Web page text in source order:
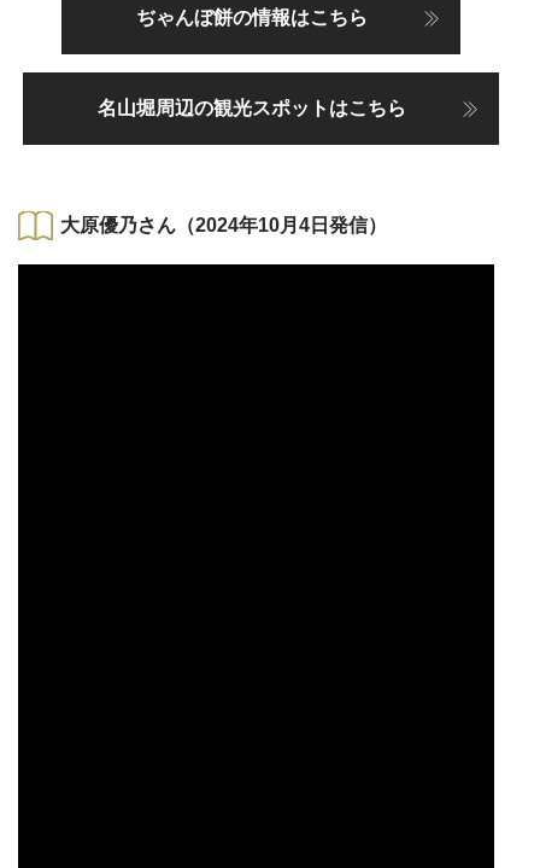
ぢゃんぼ餅の情報はこちら
名山堀周辺の観光スポットはこちら
大原優乃さん（2024年10月4日発信）